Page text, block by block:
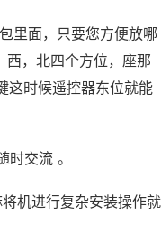
里面，只要您方便放哪
西，北四个方位，座那
这时候遥控器东位就能
交流 。
机进行复杂安装操作就